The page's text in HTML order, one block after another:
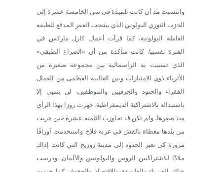
وانتسبت مذ أن كانت تلميذة في سن الخامسة عشرة إلى
الحزب الثوري البولوني الذي يشجب الفقر المدقع للطبقة
العاملة البولونية، كما قرأت أعمال كارل ماركس في
الفترة نفسها. كانت متأكدة من أن «الصراع الطبقي»
الذي تسببت به الرأسمالية بين مجموعة صغيرة من
الأثرياء ذوي الامتيازات وبين الغالبية العظمى من العمال
الفقراء والجنود والحِرفيين والموظفين، لن ينتهي إلا
باستبداله بالاشتراكية الديمقراطية. جهرت روزا بهذا الرأي
منذ صغرها، ولم تكن قد تجاوزت الثامنة عشرة حين هربت
من بلدها مغطاة بالقش في عربة فلاح. واستخدمت أوراقًا
مزورة كي تعبر الحدود إلى مدينة زوريخ التي كانت إذاك
ملاذًا للاشتراكيين الروس والبولونيين والألمان. ودرست